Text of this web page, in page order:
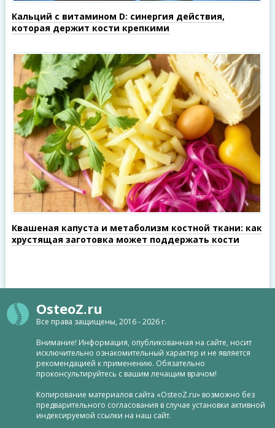
Кальций с витамином D: синергия действия,
которая держит кости крепкими
Квашеная капуста и метаболизм костной ткани: как
хрустящая заготовка может поддержать кости
OsteoZ.ru
Все права защищены, 2016 - 2026 г.
Внимание! Информация, опубликованная на сайте, носит
исключительно ознакомительный характер и не является
рекомендацией к применению. Обязательно
проконсультируйтесь с вашим лечащим врачом!
Копирование материалов сайта «OsteoZ.ru» возможно без
предварительного согласования в случае установки активной
индексируемой ссылки на наш сайт.